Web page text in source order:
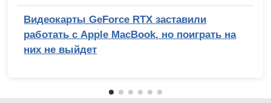
Видеокарты GeForce RTX заставили
работать с Apple MacBook, но поиграть на
них не выйдет